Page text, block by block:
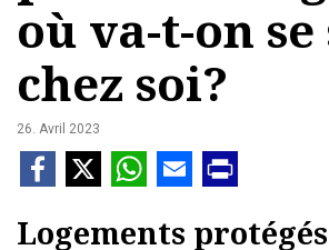
où va-t-on
chez soi?
26. Avril 2023
Logements